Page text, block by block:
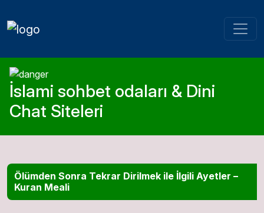
İslami sohbet odaları & Dini
Chat Siteleri
Ölümden Sonra Tekrar Dirilmek ile İlgili Ayetler –
Kuran Meali